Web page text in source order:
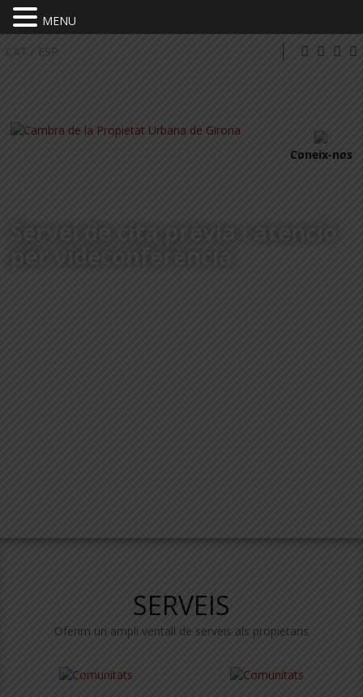
CAT / ESP
Coneix-nos
Servei de cita prèvia i atenció
per videconferència
SERVEIS
Oferim un ampli ventall de serveis als propietaris
MENU